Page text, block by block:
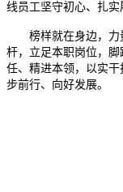
线员工坚守初心、扎实
榜样就在身边，
杆，立足本职岗位，
任、精进本领，以实
步前行、向好发展。